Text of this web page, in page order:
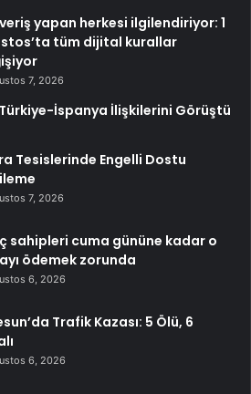
yapan herkesi ilgilendiriyor: 1
tüm dijital kurallar
7, 2026
İspanya İlişkilerini Görüştü
Tesislerinde Engelli Dostu
7, 2026
sahipleri cuma gününe kadar o
ödemek zorunda
6, 2026
Trafik Kazası: 5 Ölü, 6
6, 2026